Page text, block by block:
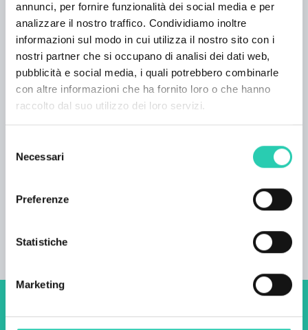
annunci, per fornire funzionalità dei social media e per
analizzare il nostro traffico. Condividiamo inoltre
informazioni sul modo in cui utilizza il nostro sito con i
nostri partner che si occupano di analisi dei dati web,
pubblicità e social media, i quali potrebbero combinarle
con altre informazioni che ha fornito loro o che hanno
raccolto dal suo utilizzo dei loro servizi.
delNecessari
Preferenze
Statistiche
Marketing
possono approfittare della piscina con vista
sulle colline di Brda e del Collio italiano.
CAPACITÀ RICETTIVE 6 x camera per 2
persone 1x suite Totale: 22 persone NUMERO
MINIMO DI NOTTI Alta stagione: 2 OFFERTA
AGGIUNTIVA Piscina Sauna Spazio per eventi
d’affari Pranzo e cena per feste private
INFORMAZIONI AGGIUNTIVE Gli animali di
piccola taglia sono i benvenuti. Raggiungibile in
camper Accessibile per disabili Pagamento con
Non perderti i prossimi